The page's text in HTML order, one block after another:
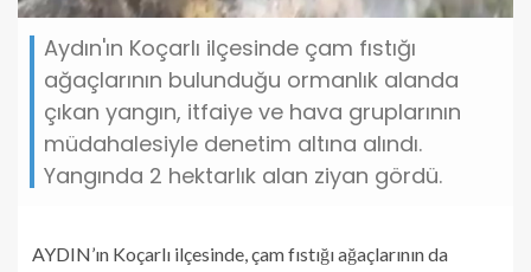
Aydın'ın Koçarlı ilçesinde çam fıstığı
ağaçlarının bulunduğu ormanlık alanda
çıkan yangın, itfaiye ve hava gruplarının
müdahalesiyle denetim altına alındı.
Yangında 2 hektarlık alan ziyan gördü.
AYDIN’ın Koçarlı ilçesinde, çam fıstığı ağaçlarının da